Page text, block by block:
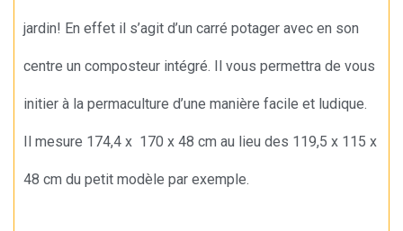
jardin! En effet il s’agit d’un carré potager avec en son
centre un composteur intégré. Il vous permettra de vous
initier à la permaculture d’une manière facile et ludique.
Il mesure 174,4 x 170 x 48 cm au lieu des 119,5 x 115 x
48 cm du petit modèle par exemple.